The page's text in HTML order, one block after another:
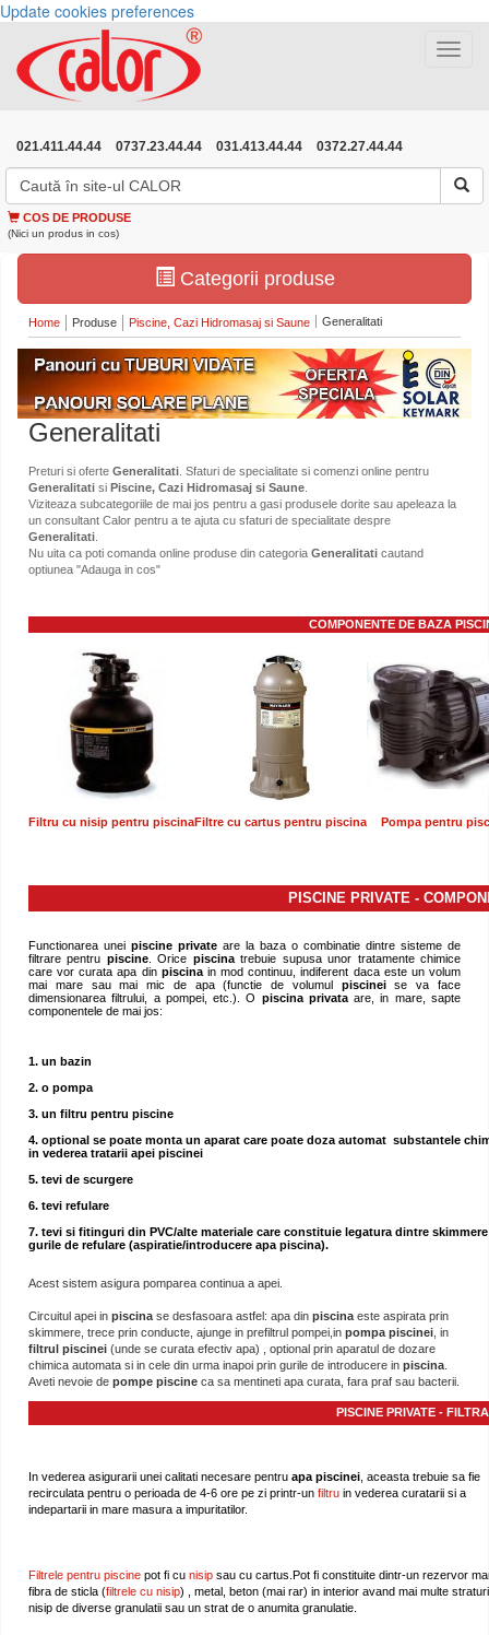
Update cookies preferences
Toggle
021.411.44.44 0737.23.44.44 031.413.44.44 0372.27.44.44
COS DE PRODUSE
(Nici un produs in cos)
Categorii produse
Home Produse Piscine, Cazi Hidromasaj si Saune Generalitati
Generalitati
Preturi si oferte Generalitati . Sfaturi de specialitate si comenzi online pentru
Generalitati si Piscine, Cazi Hidromasaj si Saune
Viziteaza subcategoriile de mai jos pentru a gasi produsele dorite sau apeleaza la
un consultant Calor pentru a te ajuta cu sfaturi de specialitate despre
Generalitati
Nu uita ca poti comanda online produse din categoria Generalitati cautand
optiunea "Adauga in cos"
COMPONENTE DE BAZA
Filtru cu nisip pentru piscinaFiltre cu cartus pentru piscina Pompa pentru
PISCINE PRIVATE -
Functionarea unei piscine private are la baza o combinatie dintre sisteme de
filtrare pentru piscine. Orice piscinatrebuie supusa unor tratamente chimice
care vor curata apa din piscina in mod continuu, indiferent daca este un volum
mai mare sau mai mic de apa (functie de volumul piscineise va face
dimensionarea filtrului, a pompei, etc.). O piscina privataare, in mare, sapte
componentele de mai jos:
1. un bazin
2. o pompa
3. un filtru pentru piscine
4. optional se poate monta un aparat care poate doza automat substantele
in vederea tratarii apei piscinei
5. tevi de scurgere
6. tevi refulare
7. tevi si fitinguri din PVC/alte materiale care constituie legatura dintre
gurile de refulare (aspiratie/introducere apa piscina).
Acest sistem asigura pomparea continua a apei.
Circuitul apei in piscina se desfasoara astfel: apa din piscina este aspirata prin
skimmere, trece prin conducte, ajunge in prefiltrul pompei,in pompa piscinei , in
filtrul piscinei (unde se curata efectiv apa) , optional prin aparatul de dozare
chimica automata si in cele din urma inapoi prin gurile de introducere in piscina
Aveti nevoie de pompe piscine ca sa mentineti apa curata, fara praf sau bacterii.
PISCINE PRIVATE -
In vederea asigurarii unei calitati necesare pentru apa piscinei , aceasta trebuie sa fie
recirculata pentru o perioada de 4-6 ore pe zi printr-un filtru in vederea curatarii si a
indepartarii in mare masura a impuritatilor.
Filtrele pentru piscine pot fi cu nisip sau cu cartus.Pot fi constituite dintr-un rezervor
fibra de sticla (filtrele cu nisip) , metal, beton (mai rar) in interior avand mai multe
nisip de diverse granulatii sau un strat de o anumita granulatie.